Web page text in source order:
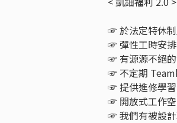
☞ 於法定特休制
☞ 彈性工時安排
☞ 有源源不絕的
☞ 不定期
☞ 提供進修學習
☞ 開放式工作
☞ 我們有被設計